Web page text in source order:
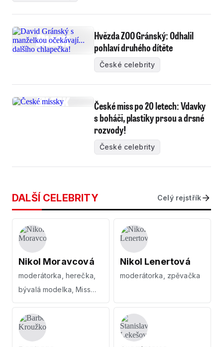
Hvězda ZOO Gránský: Odhalil
pohlaví druhého dítěte
České celebrity
České miss po 20 letech: Vdavky
s boháči, plastiky prsou a drsné
rozvody!
České celebrity
DALŠÍ CELEBRITY Celý rejstřík
Nikol Moravcová
moderátorka, herečka,
bývalá modelka, Miss
Internet 2006
Nikol Lenertová
moderátorka, zpěvačka